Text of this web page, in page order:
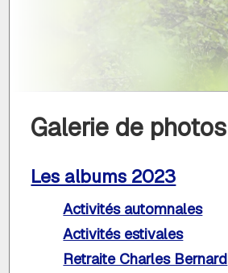
Galerie de photos
Les albums 2023
Activités automnales
Activités estivales
Retraite Charles Bernard